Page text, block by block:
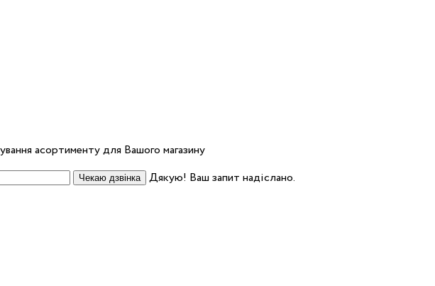
асортименту для Вашого магазину
Чекаю дзвінка
Дякую! Ваш запит надіслано.